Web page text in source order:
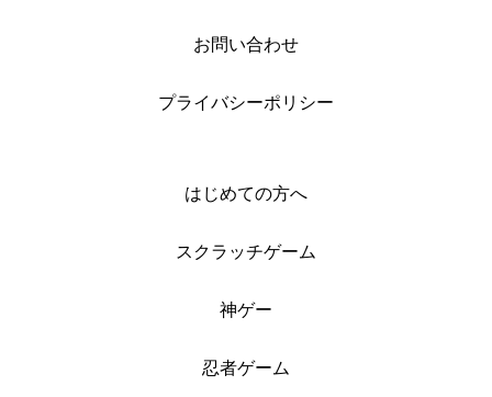
お問い合わせ
プライバシーポリシー
はじめての方へ
スクラッチゲーム
神ゲー
忍者ゲーム